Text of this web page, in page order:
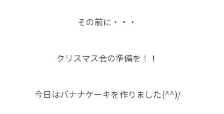
その前に・・・
クリスマス会の準備を！！
今日はバナナケーキを作りました(^^)/